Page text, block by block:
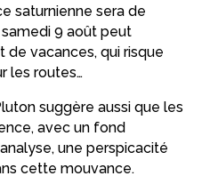
saturnienne sera de
9 août peut
vacances, qui risque
les routes…
suggère aussi que les
avec un fond
une perspicacité
cette mouvance.